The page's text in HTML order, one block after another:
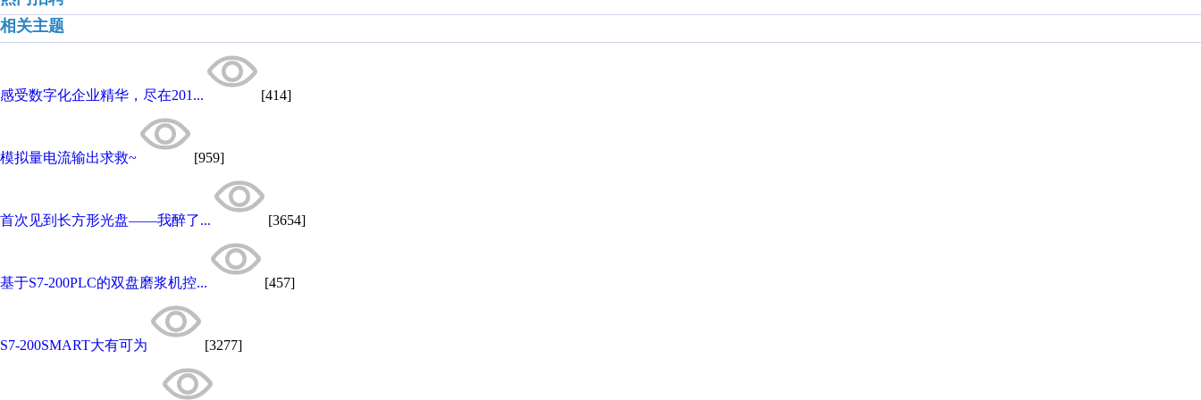
相关主题
感受数字化企业精华，尽在201... [414]
模拟量电流输出求救~ [959]
首次见到长方形光盘——我醉了... [3654]
基于S7-200PLC的双盘磨浆机控... [457]
S7-200SMART大有可为 [3277]